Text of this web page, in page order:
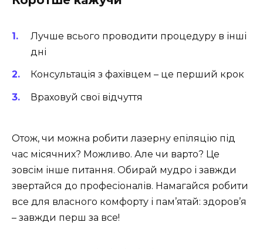
Лучше всього проводити процедуру в інші
дні
Консультація з фахівцем – це перший крок
Враховуй свої відчуття
Отож, чи можна робити лазерну епіляцію під
час місячних? Можливо. Але чи варто? Це
зовсім інше питання. Обирай мудро і завжди
звертайся до професіоналів. Намагайся робити
все для власного комфорту і пам’ятай: здоров’я
– завжди перш за все!